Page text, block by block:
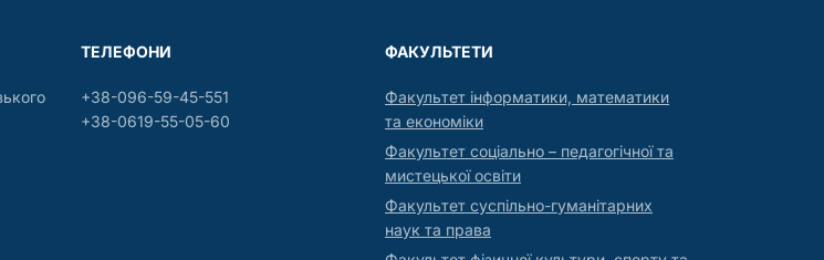
ТЕЛЕФОНИ
+38-096-59-45-551
+38-0619-55-05-60
ФАКУЛЬТЕТИ
Факультет інформатики, математики
та економіки
Факультет соціально – педагогічної та
мистецької освіти
Факультет суспільно-гуманітарних
наук та права